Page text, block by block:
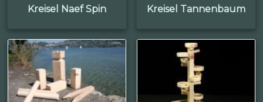
Kreisel Naef Spin Kreisel Tannenbaum